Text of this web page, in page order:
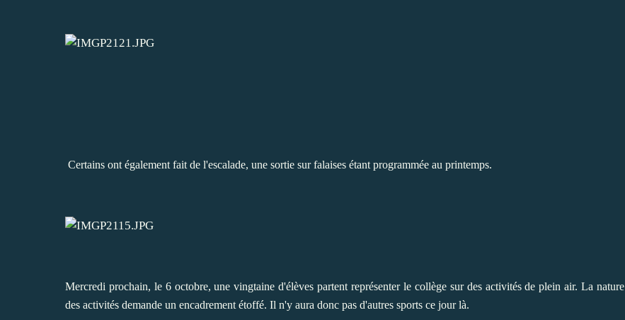
Certains ont également fait de l'escalade, une sortie sur falaises étant programmée au printemps.
Mercredi prochain, le 6 octobre, une vingtaine d'élèves partent représenter le collège sur des activités de plein air. La nature
des activités demande un encadrement étoffé. Il n'y aura donc pas d'autres sports ce jour là.